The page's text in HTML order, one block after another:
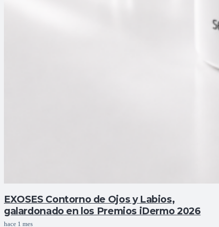
EXOSES Contorno de Ojos y Labios,
galardonado en los Premios iDermo 2026
hace 1 mes